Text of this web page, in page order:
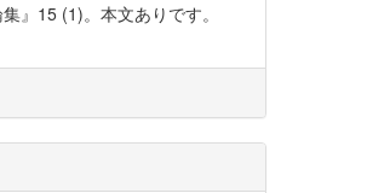
』15 (1)。本文ありです。